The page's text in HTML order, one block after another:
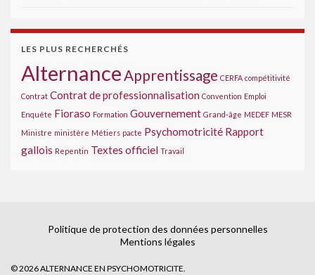
LES PLUS RECHERCHÉS
AlternanceApprentissage CERFA compétitivité
Contrat Contrat de professionnalisation Convention Emploi
Enquête Fioraso Formation Gouvernement Grand-âge MEDEF MESR
Ministre ministère Métiers pacte Psychomotricité Rapport
gallois Repentin Textes officiel Travail
Politique de protection des données personnelles
Mentions légales
© 2026 ALTERNANCE EN PSYCHOMOTRICITE.